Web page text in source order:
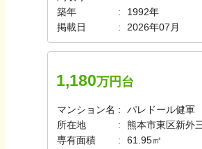
築年
1992年
掲載日
2026年07月
1,180万円台
マンション名
パレドール健軍
所在地
熊本市東区新外
専有面積
61.95㎡